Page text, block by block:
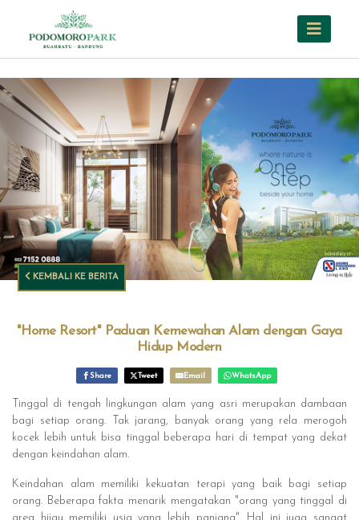
KEMBALI KE BERITA
"Home Resort" Paduan Kemewahan Alam dengan Gaya
Hidup Modern
Share Tweet Email WhatsApp
Tinggal di tengah lingkungan alam yang asri merupakan dambaan
bagi setiap orang. Tak jarang, banyak orang yang rela merogoh
kocek lebih untuk bisa tinggal beberapa hari di tempat yang dekat
dengan keindahan alam.
Keindahan alam memiliki kekuatan terapi yang baik bagi setiap
orang. Beberapa fakta menarik mengatakan "orang yang tinggal di